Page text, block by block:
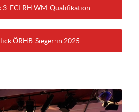
3. FCI RH WM-Qualifikation
ÖRHB-Sieger:in 2025